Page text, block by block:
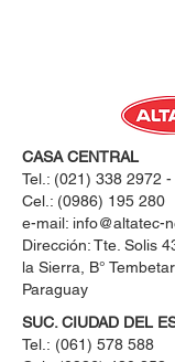
CASA CENTRAL
Tel.: (021) 338 2972 -
Cel.: (0986) 195 280
e-mail: info@altatec-
Dirección: Tte. Solis
la Sierra, B°
Paraguay
SUC. CIUDAD DEL
Tel.: (061) 578 588